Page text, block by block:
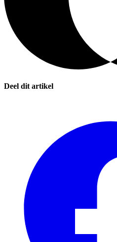
Deel dit artikel